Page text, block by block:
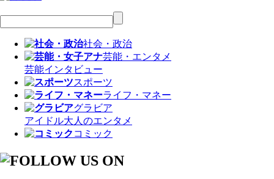
社会・政治
芸能・エンタメ
芸能インタビュー
スポーツ
ライフ・マネー
グラビア
アイドル大人のエンタメ
コミック